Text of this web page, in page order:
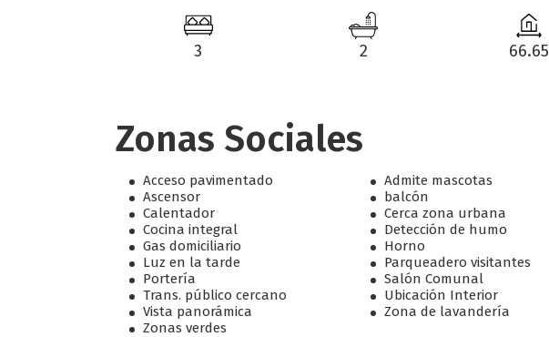
3 2 66.65
Zonas Sociales
Acceso pavimentado Admite mascotas
Ascensor
balcón
Calentador
Cerca zona urbana
Cocina integral
Detección de humo
Gas domiciliario
Horno
Luz en la tarde
Parqueadero visitantes
Portería
Salón Comunal
Trans. público cercano
Ubicación Interior
Vista panorámica
Zona de lavandería
Zonas verdes